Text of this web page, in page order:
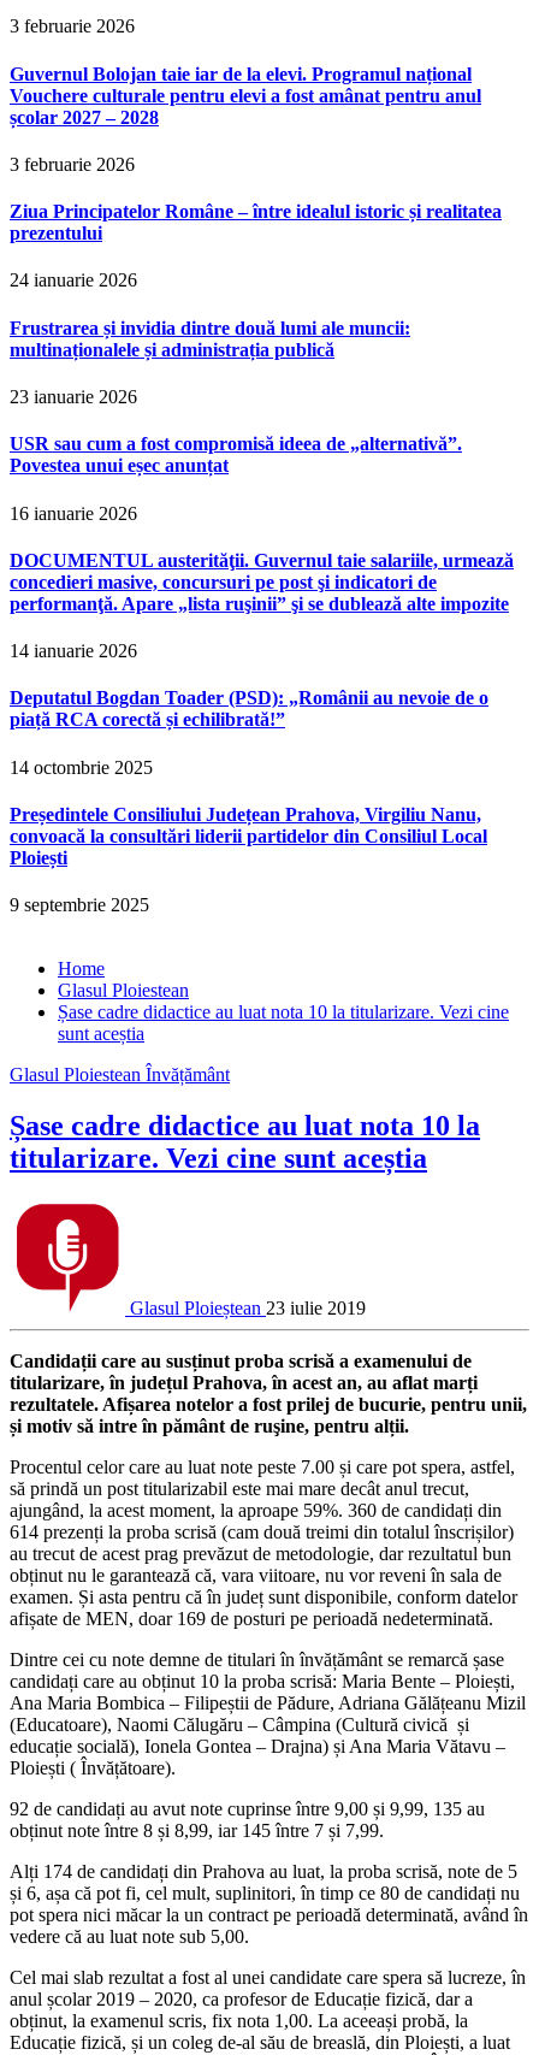
3 februarie 2026
Guvernul Bolojan taie iar de la elevi. Programul național
Vouchere culturale pentru elevi a fost amânat pentru anul
școlar 2027 – 2028
3 februarie 2026
Ziua Principatelor Române – între idealul istoric și realitatea
prezentului
24 ianuarie 2026
Frustrarea și invidia dintre două lumi ale muncii:
multinaționalele și administrația publică
23 ianuarie 2026
USR sau cum a fost compromisă ideea de „alternativă”.
Povestea unui eșec anunțat
16 ianuarie 2026
DOCUMENTUL austerităţii. Guvernul taie salariile, urmează
concedieri masive, concursuri pe post şi indicatori de
performanţă. Apare „lista ruşinii” şi se dublează alte impozite
14 ianuarie 2026
Deputatul Bogdan Toader (PSD): „Românii au nevoie de o
piață RCA corectă și echilibrată!”
14 octombrie 2025
Președintele Consiliului Județean Prahova, Virgiliu Nanu,
convoacă la consultări liderii partidelor din Consiliul Local
Ploiești
9 septembrie 2025
Home
Glasul Ploiestean
Șase cadre didactice au luat nota 10 la titularizare. Vezi cine
sunt aceștia
Glasul Ploiestean Învățământ
Șase cadre didactice au luat nota 10 la
titularizare. Vezi cine sunt aceștia
Glasul Ploieștean 23 iulie 2019
Candidații care au susținut proba scrisă a examenului de
titularizare, în județul Prahova, în acest an, au aflat marți
rezultatele. Afișarea notelor a fost prilej de bucurie, pentru unii,
și motiv să intre în pământ de ruşine, pentru alții.
Procentul celor care au luat note peste 7.00 și care pot spera, astfel,
să prindă un post titularizabil este mai mare decât anul trecut,
ajungând, la acest moment, la aproape 59%. 360 de candidați din
614 prezenți la proba scrisă (cam două treimi din totalul înscrișilor)
au trecut de acest prag prevăzut de metodologie, dar rezultatul bun
obținut nu le garantează că, vara viitoare, nu vor reveni în sala de
examen. Și asta pentru că în județ sunt disponibile, conform datelor
afișate de MEN, doar 169 de posturi pe perioadă nedeterminată.
Dintre cei cu note demne de titulari în învățământ se remarcă șase
candidați care au obținut 10 la proba scrisă: Maria Bente – Ploiești,
Ana Maria Bombica – Filipeștii de Pădure, Adriana Gălățeanu Mizil
(Educatoare), Naomi Călugăru – Câmpina (Cultură civică și
educație socială), Ionela Gontea – Drajna) și Ana Maria Vătavu –
Ploiești ( Învățătoare).
92 de candidați au avut note cuprinse între 9,00 și 9,99, 135 au
obținut note între 8 și 8,99, iar 145 între 7 și 7,99.
Alți 174 de candidați din Prahova au luat, la proba scrisă, note de 5
și 6, așa că pot fi, cel mult, suplinitori, în timp ce 80 de candidați nu
pot spera nici măcar la un contract pe perioadă determinată, având în
vedere că au luat note sub 5,00.
Cel mai slab rezultat a fost al unei candidate care spera să lucreze, în
anul școlar 2019 – 2020, ca profesor de Educație fizică, dar a
obținut, la examenul scris, fix nota 1,00. La aceeași probă, la
Educație fizică, și un coleg de-al său de breaslă, din Ploiești, a luat